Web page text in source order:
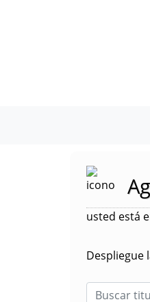
usted está
Despliegue